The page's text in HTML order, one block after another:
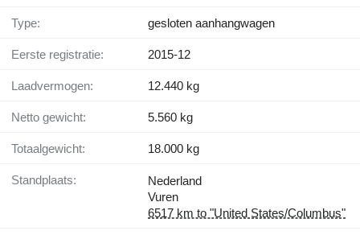
Type: gesloten aanhangwagen
Eerste registratie: 2015-12
Laadvermogen: 12.440 kg
Netto gewicht: 5.560 kg
Totaalgewicht: 18.000 kg
Standplaats:
Nederland
Vuren
6517 km to "United States/Columbus"